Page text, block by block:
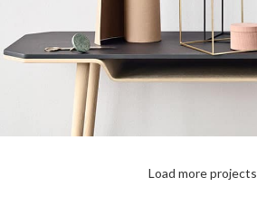
Leo uteu ullamcorperLoad more projects